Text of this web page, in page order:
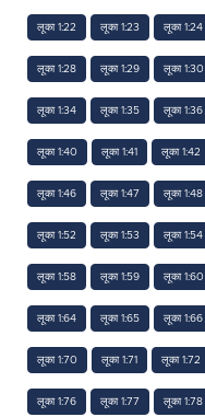
लूका 1:22 लूका 1:23 लूका 1:24
लूका 1:28 लूका 1:29 लूका 1:30
लूका 1:34 लूका 1:35 लूका 1:36
लूका 1:40 लूका 1:41 लूका 1:42
लूका 1:46 लूका 1:47 लूका 1:48
लूका 1:52 लूका 1:53 लूका 1:54
लूका 1:58 लूका 1:59 लूका 1:60
लूका 1:64 लूका 1:65 लूका 1:66
लूका 1:70 लूका 1:71 लूका 1:72
लूका 1:76 लूका 1:77 लूका 1:78